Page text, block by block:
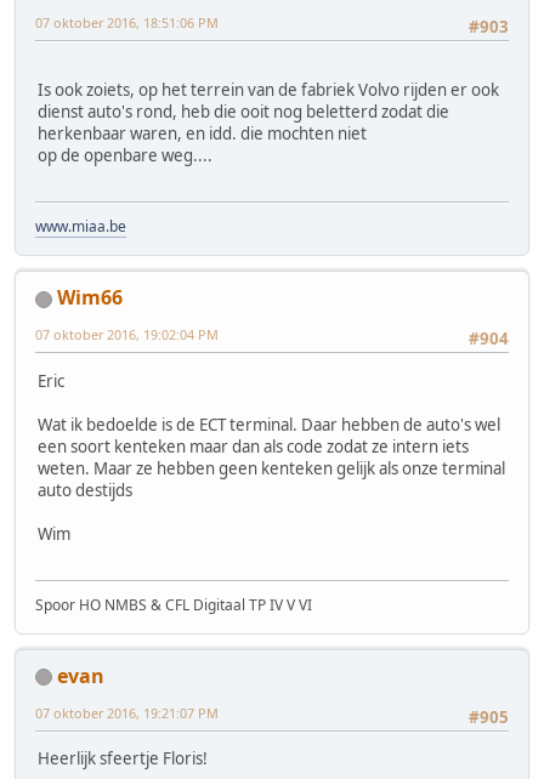
#903
07 oktober 2016, 18:51:06 PM
Is ook zoiets, op het terrein van de fabriek Volvo rijden er ook
dienst auto's rond, heb die ooit nog beletterd zodat die
herkenbaar waren, en idd. die mochten niet
op de openbare weg....
www.miaa.be
Wim66
#904
07 oktober 2016, 19:02:04 PM
Eric
Wat ik bedoelde is de ECT terminal. Daar hebben de auto's wel
een soort kenteken maar dan als code zodat ze intern iets
weten. Maar ze hebben geen kenteken gelijk als onze terminal
auto destijds
Wim
Spoor HO NMBS & CFL Digitaal TP IV V VI
evan
#905
07 oktober 2016, 19:21:07 PM
Heerlijk sfeertje Floris!